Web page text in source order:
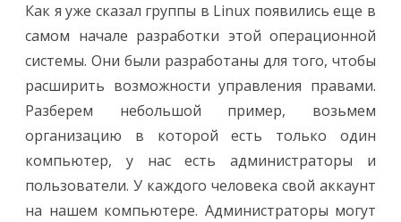
Как я уже сказал группы в Linux появились еще в
самом начале разработки этой операционной
системы. Они были разработаны для того, чтобы
расширить возможности управления правами.
Разберем небольшой пример, возьмем
организацию в которой есть только один
компьютер, у нас есть администраторы и
пользователи. У каждого человека свой аккаунт
на нашем компьютере. Администраторы могут